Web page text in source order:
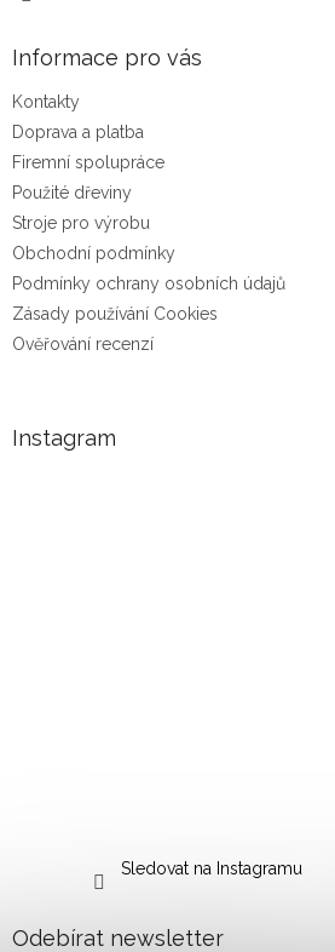
Informace pro vás
Kontakty
Doprava a platba
Firemní spolupráce
Použité dřeviny
Stroje pro výrobu
Obchodní podmínky
Podmínky ochrany osobních údajů
Zásady používání Cookies
Ověřování recenzí
Instagram
Sledovat na Instagramu
Odebírat newsletter